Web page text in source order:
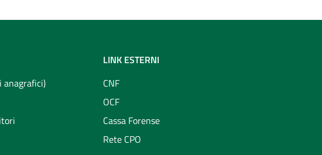
anagrafici)
LINK ESTERNI
CNF
OCF
Cassa Forense
Rete CPO